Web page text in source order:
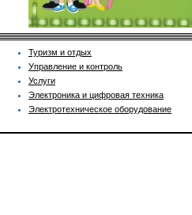
Туризм и отдых
Управление и контроль
Услуги
Электроника и цифровая техника
Электротехническое оборудование